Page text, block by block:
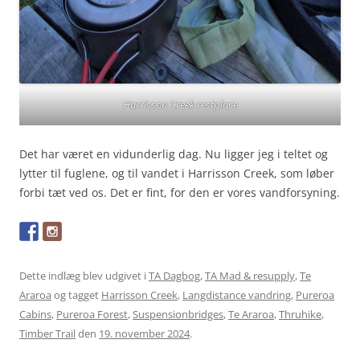
Harrisson Creek restplace
Det har været en vidunderlig dag. Nu ligger jeg i teltet og
lytter til fuglene, og til vandet i Harrisson Creek, som løber
forbi tæt ved os. Det er fint, for den er vores vandforsyning.
Dette indlæg blev udgivet iTA Dagbog,TA Mad & resupply,Te
Araroa og tagget Harrisson Creek, Langdistance vandring, Pureroa
Cabins, Pureroa Forest,Suspensionbridges,Te Araroa,Thruhike,
Timber Trailden 19. november 2024.